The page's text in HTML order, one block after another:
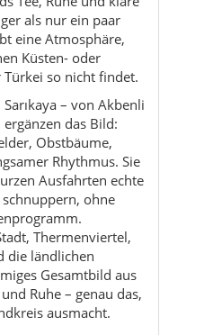
– von Akbenli
ergänzen das Bild:
Obstbäume,
Rhythmus. Sie
Ausfahrten echte
ohne
Thermenviertel,
die ländlichen
Gesamtbild aus
Ruhe – genau das,
ausmacht.